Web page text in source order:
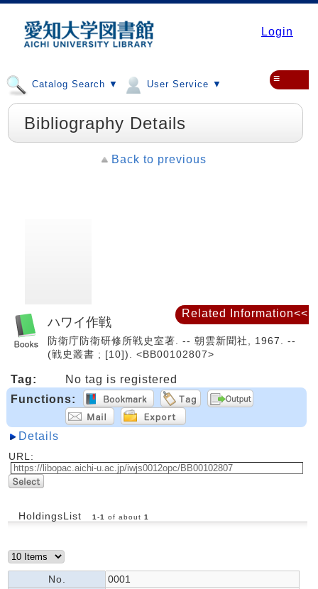
Login
Catalog Search ▼ User Service ▼ ≡
Bibliography Details
Back to previous
ハワイ作戦
防衛庁防衛研修所戦史室著. -- 朝雲新聞社, 1967. --
(戦史叢書 ; [10]). <BB00102807>
Tag:
No tag is registered
Functions:
Details
URL:
HoldingsList 1 -1 of about 1
No.
0001
Related Information<<